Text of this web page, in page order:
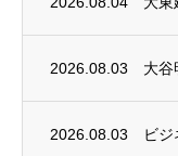
2026.08.03
2026.08.03